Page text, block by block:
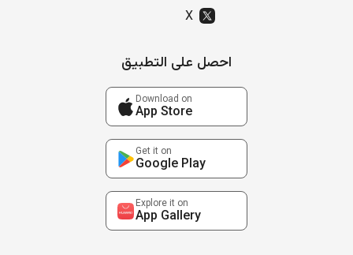
X
احصل على التطبيق
Download on
App Store
Get it on
Google Play
Explore it on
App Gallery